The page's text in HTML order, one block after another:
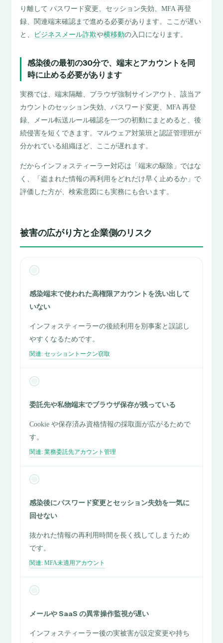
り離して パスワード変更、セッション失効、MFA 再登
録、関連端末確認まで進める必要があります。ここが遅い
と、
ビジネスメール詐欺や横移動の入口になります。
感染後の最初の30分で、端末とアカウントを同
時に止める必要があります
実務では、端末隔離、ブラウザ強制サインアウト、該当ア
カウントのセッション失効、パスワード変更、MFA 再登
録、メール転送ルール確認を一つの初動にまとめると、後
続侵害を短くできます。マルウェア対策班と認証管理班が
分かれている組織ほど、ここが遅れます。
だからインフォスティーラー対応は「端末の駆除」ではな
く、「盗まれた情報の再利用をどれだけ早く止めるか」で
評価した方が、検索意図にも実務にも合います。
被害の広がり方と企業側のリスク
感染端末で使われた高権限アカウントを洗い出して
いない
インフォスティーラーの後続利用を別事案と誤認し
やすくなるためです。
関連: セッショントークン窃取
委託先や私物端末でブラウザ保存が残っている
Cookie や保存済み資格情報の採取面が広がるためで
す。
関連: 業務委託先アカウント管理
感染後にパスワード変更とセッション失効を一気に
回せない
抜かれた情報の再利用時間を長く残してしまうため
です。
関連: MFA未適用アカウント
メールや SaaS の異常操作監視が遅い
インフォスティーラー後の実被害が設定変更や持ち